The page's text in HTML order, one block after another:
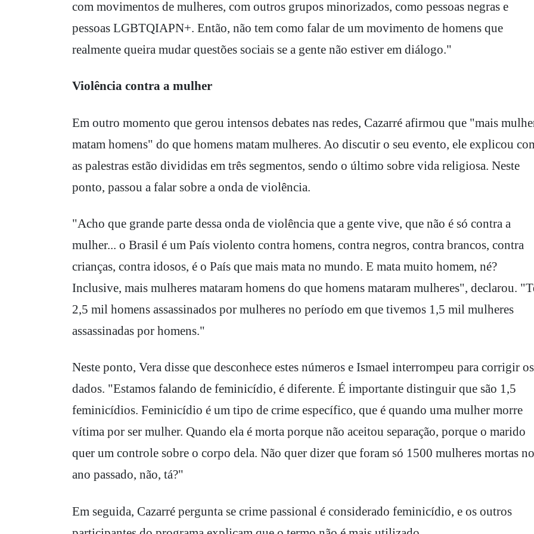
com movimentos de mulheres, com outros grupos minorizados, como pessoas negras e
pessoas LGBTQIAPN+. Então, não tem como falar de um movimento de homens que
realmente queira mudar questões sociais se a gente não estiver em diálogo."
Violência contra a mulher
Em outro momento que gerou intensos debates nas redes, Cazarré afirmou que "mais
matam homens" do que homens matam mulheres. Ao discutir o seu evento, ele explicou
as palestras estão divididas em três segmentos, sendo o último sobre vida religiosa. Neste
ponto, passou a falar sobre a onda de violência.
"Acho que grande parte dessa onda de violência que a gente vive, que não é só contra a
mulher... o Brasil é um País violento contra homens, contra negros, contra brancos, contra
crianças, contra idosos, é o País que mais mata no mundo. E mata muito homem, né?
Inclusive, mais mulheres mataram homens do que homens mataram mulheres", declarou.
2,5 mil homens assassinados por mulheres no período em que tivemos 1,5 mil mulheres
assassinadas por homens."
Neste ponto, Vera disse que desconhece estes números e Ismael interrompeu para corrigir os
dados. "Estamos falando de feminicídio, é diferente. É importante distinguir que são 1,5
feminicídios. Feminicídio é um tipo de crime específico, que é quando uma mulher morre
vítima por ser mulher. Quando ela é morta porque não aceitou separação, porque o marido
quer um controle sobre o corpo dela. Não quer dizer que foram só 1500 mulheres mortas no
ano passado, não, tá?"
Em seguida, Cazarré pergunta se crime passional é considerado feminicídio, e os outros